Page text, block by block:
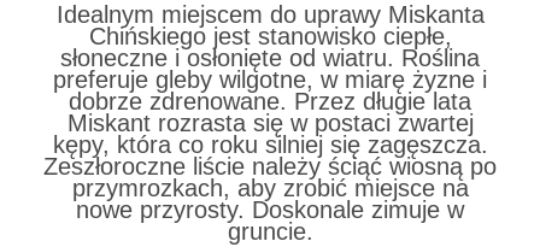
Idealnym miejscem do uprawy Miskanta
Chińskiego jest stanowisko ciepłe,
słoneczne i osłonięte od wiatru. Roślina
preferuje gleby wilgotne, w miarę żyzne i
dobrze zdrenowane. Przez długie lata
Miskant rozrasta się w postaci zwartej
kępy, która co roku silniej się zagęszcza.
Zeszłoroczne liście należy ściąć wiosną po
przymrozkach, aby zrobić miejsce na
nowe przyrosty. Doskonale zimuje w
gruncie.